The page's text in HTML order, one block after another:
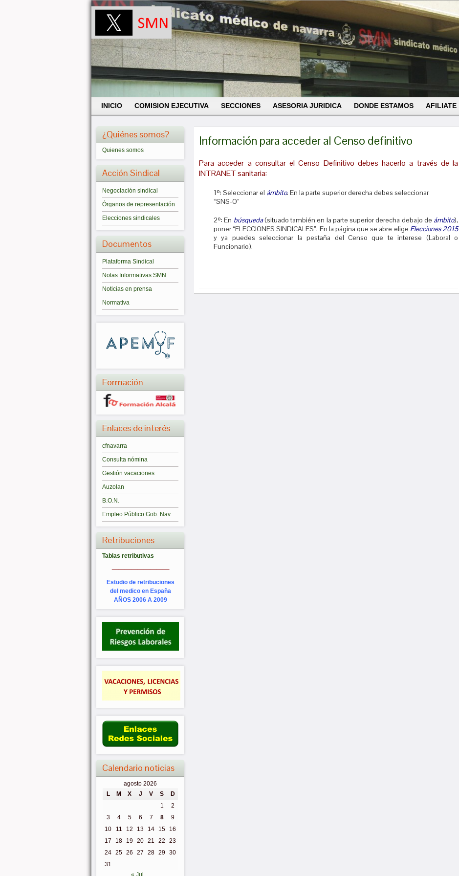
INICIO COMISION EJECUTIVA SECCIONES ASESORIA JURIDICA DONDE ESTAMOS AFILIATE
¿Quiénes somos?
Quienes somos
Acción Sindical
Negociación sindical
Órganos de representación
Elecciones sindicales
Documentos
Plataforma Sindical
Notas Informativas SMN
Noticias en prensa
Normativa
Formación
Enlaces de interés
cfnavarra
Consulta nómina
Gestión vacaciones
Auzolan
B.O.N.
Empleo Público Gob. Nav.
Retribuciones
Tablas retributivas
Estudio de retribuciones
del medico en España
AÑOS 2006 A 2009
Calendario noticias
agosto 2026
L
M X J V S
D
1
2
3
4 5 6 7 8
9
10
11 12 13 14 15
16
17
18 19 20 21 22
23
24 25 26 27 28 29 30
31
Información para acceder al Censo definitivo
Para acceder a consultar el Censo Definitivo debes hacerlo a través de la
INTRANET sanitaria:
1º: Seleccionar el ámbito. En la parte superior derecha debes seleccionar
“SNS-O”
2º: En búsqueda(situado también en la parte superior derecha debajo de ámbito),
poner “ELECCIONES SINDICALES”. En la página que se abre elige Elecciones 2015
y ya puedes seleccionar la pestaña del Censo que te interese (Laboral o
Funcionario).